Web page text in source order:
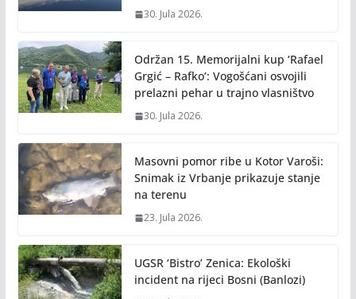
30. Jula 2026.
Održan 15. Memorijalni kup ‘Rafael
Grgić – Rafko’: Vogošćani osvojili
prelazni pehar u trajno vlasništvo
30. Jula 2026.
Masovni pomor ribe u Kotor Varoši:
Snimak iz Vrbanje prikazuje stanje
na terenu
23. Jula 2026.
UGSR ‘Bistro’ Zenica: Ekološki
incident na rijeci Bosni (Banlozi)